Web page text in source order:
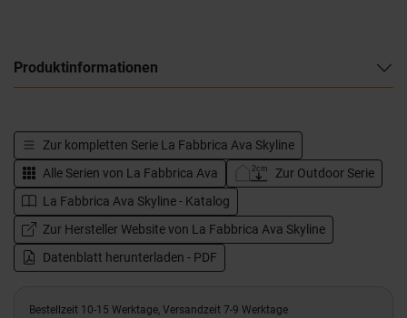
Produktinformationen
Zur kompletten Serie La Fabbrica Ava Skyline
Alle Serien von La Fabbrica Ava
Zur Outdoor Serie
La Fabbrica Ava Skyline - Katalog
Zur Hersteller Website von La Fabbrica Ava Skyline
Datenblatt herunterladen - PDF
Bestellzeit 10-15 Werktage, Versandzeit 7-9 Werktage